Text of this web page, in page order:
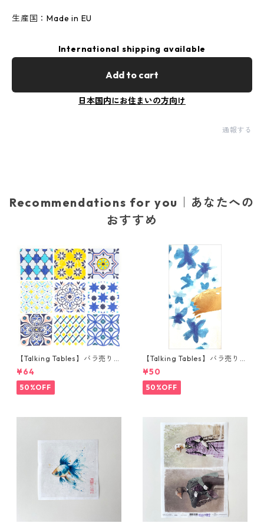
生産国：Made in EU
International shipping available
Add to cart
日本国内にお住まいの方向け
通報する
Recommendations for you｜あなたへの
おすすめ
【Talking Tables】バラ売り1
枚 ランチサイズ ペーパーナプ
キン Moroccan Souk Tile Blu
e ホワイト モロッカンタイル
¥64
50%OFF
【Talking Tables】バラ売り1
枚 ランチサイズ ペーパーナプ
キン FLUORESCENT FLORAL
ブルー
¥50
50%OFF